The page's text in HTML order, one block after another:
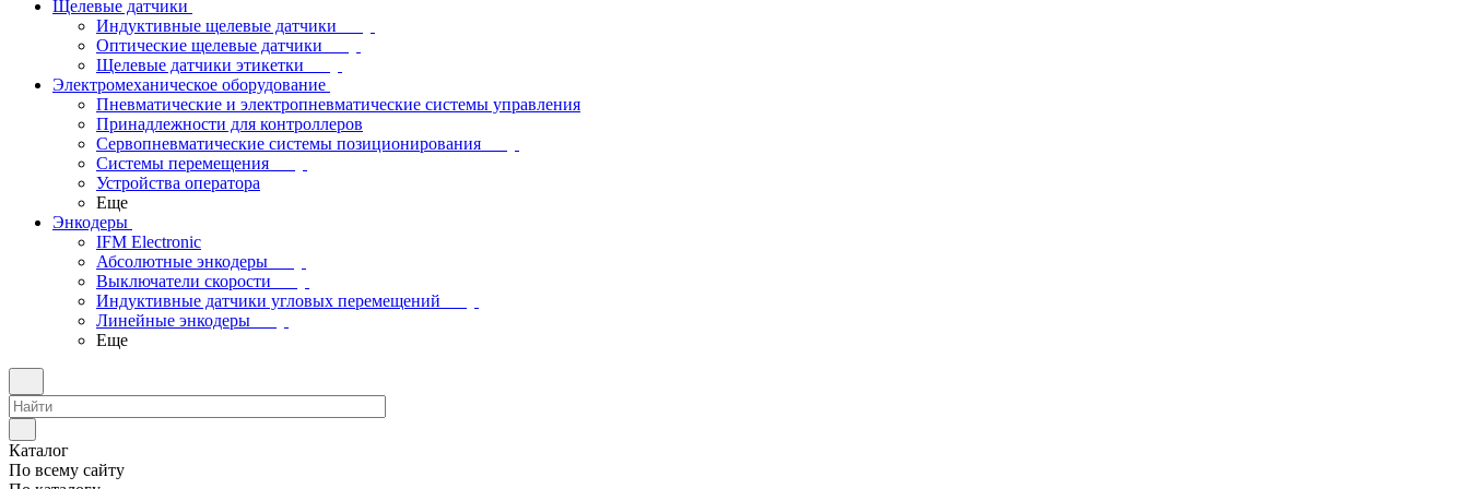
Щелевые датчики
Индуктивные щелевые датчики
Оптические щелевые датчики
Щелевые датчики этикетки
Электромеханическое оборудование
Пневматические и электропневматические системы управления
Принадлежности для контроллеров
Сервопневматические системы позиционирования
Системы перемещения
Устройства оператора
Еще
Энкодеры
IFM Electronic
Абсолютные энкодеры
Выключатели скорости
Индуктивные датчики угловых перемещений
Линейные энкодеры
Еще
Каталог
По всему сайту